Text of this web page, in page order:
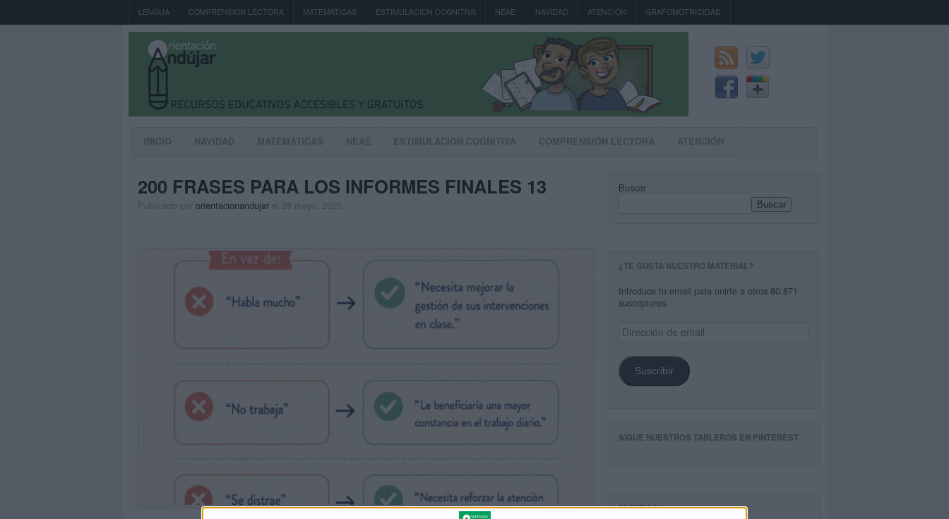
LENGUA COMPRENSIÓN LECTORA MATEMÁTICAS ESTIMULACION COGNITIVA NEAE NAVIDAD ATENCIÓN GRAFOMOTRICIDAD
INICIO NAVIDAD MATEMÁTICAS NEAE ESTIMULACION COGNITIVA COMPRENSIÓN LECTORA ATENCIÓN
200 FRASES PARA LOS INFORMES FINALES 13
Publicado por orientacionandujar el 28 mayo, 2026
Buscar
Buscar
¿TE GUSTA NUESTRO MATERIAL?
Introduce tu email para unirte a otros 80.871
suscriptores.
Dirección
de
Suscribir
SIGUE NUESTROS TABLEROS EN PINTEREST
FACEBOOK